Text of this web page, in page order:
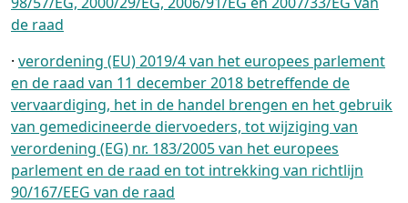
de raad
· verordening (EU) 2019/4 van het europees parlement
en de raad van 11 december 2018 betreffende de
vervaardiging, het in de handel brengen en het gebruik
van gemedicineerde diervoeders, tot wijziging van
verordening (EG) nr. 183/2005 van het europees
parlement en de raad en tot intrekking van richtlijn
90/167/EEG van de raad